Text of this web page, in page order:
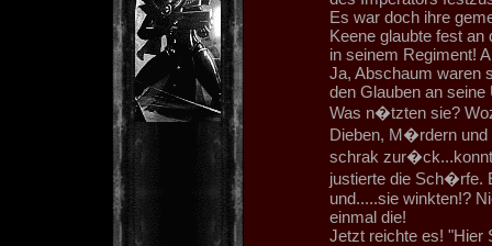
Es war doch ihre
Keene glaubte fest an
in seinem Regiment!
Ja, Abschaum waren
den Glauben an
Was n�tzten sie?
Dieben, M�rdern
schrak
justierte die Sch�rfe.
und.....sie winkten!?
einmal die!
Jetzt reichte es! "Hier